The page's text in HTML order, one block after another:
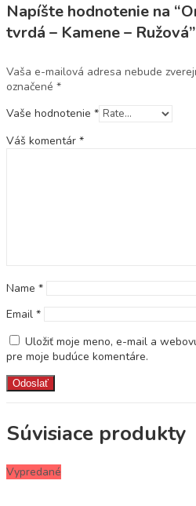
Napíšte hodnotenie na
tvrdá – Kamene – Ružová”
Vaša e-mailová adresa nebude
označené *
Vaše hodnotenie *
Váš komentár *
Name *
Email *
Uložiť moje meno, e-mail a
pre moje budúce komentáre.
Súvisiace produkty
Vypredané